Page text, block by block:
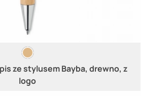
ze stylusem Bayba, drewno, z
logo